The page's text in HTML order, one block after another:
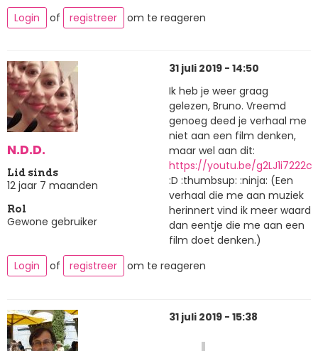
Login
of registreer om te reageren
N.D.D.
Lid sinds
12 jaar 7 maanden
Rol
Gewone gebruiker
31 juli 2019 - 14:50
Ik heb je weer graag
gelezen, Bruno. Vreemd
genoeg deed je verhaal me
niet aan een film denken,
maar wel aan dit:
https://youtu.be/g2LJ1i7222c
:D :thumbsup: :ninja: (Een
verhaal die me aan muziek
herinnert vind ik meer waard
dan eentje die me aan een
film doet denken.)
Login
of registreer om te reageren
31 juli 2019 - 15:38